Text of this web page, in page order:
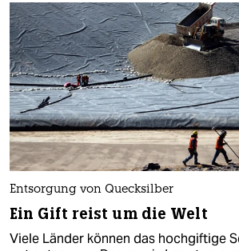
Entsorgung von Quecksilber
Ein Gift reist um die Welt
Viele Länder können das hochgiftige